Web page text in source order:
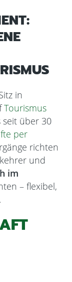
in
Tourismus
seit über 30
per
richten
und
im
– flexibel,